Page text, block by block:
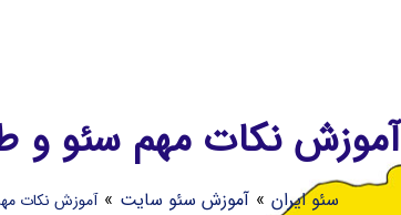
آموزش نکات مهم سئو و
سئو ایران » آموزش سئو سایت » آموزش نکات